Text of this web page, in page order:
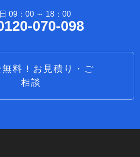
09：00 ～ 18：00
070-098
無料！お見積り・ご
相談